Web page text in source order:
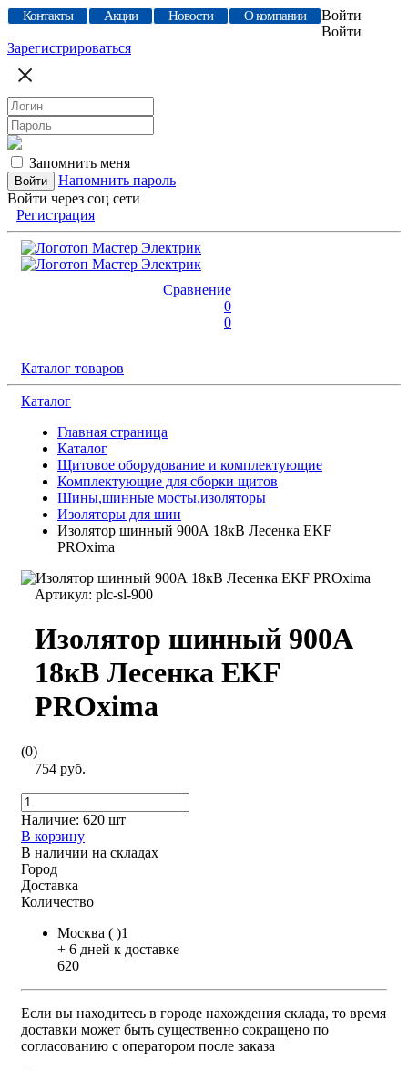
Контакты Акции Новости О компании
Войти
Войти
Зарегистрироваться
Запомнить меня
Напомнить пароль
Войти через соц сети
Регистрация
Сравнение
0
0
Каталог товаров
Каталог
Главная страница
Каталог
Щитовое оборудование и комплектующие
Комплектующие для сборки щитов
Шины,шинные мосты,изоляторы
Изоляторы для шин
Изолятор шинный 900А 18кВ Лесенка EKF
PROxima
Артикул: plc-sl-900
Изолятор шинный 900А
18кВ Лесенка EKF
PROxima
(0)
754 руб.
Наличие: 620 шт
В корзину
В наличии на складах
Город
Доставка
Количество
Москва ( )1
+ 6 дней к доставке
620
Если вы находитесь в городе нахождения склада, то время
доставки может быть существенно сокращено по
согласованию с оператором после заказа